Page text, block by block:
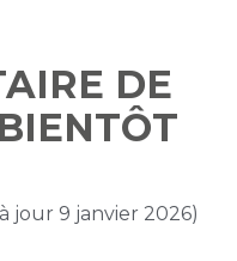
DE
jour 9 janvier 2026)